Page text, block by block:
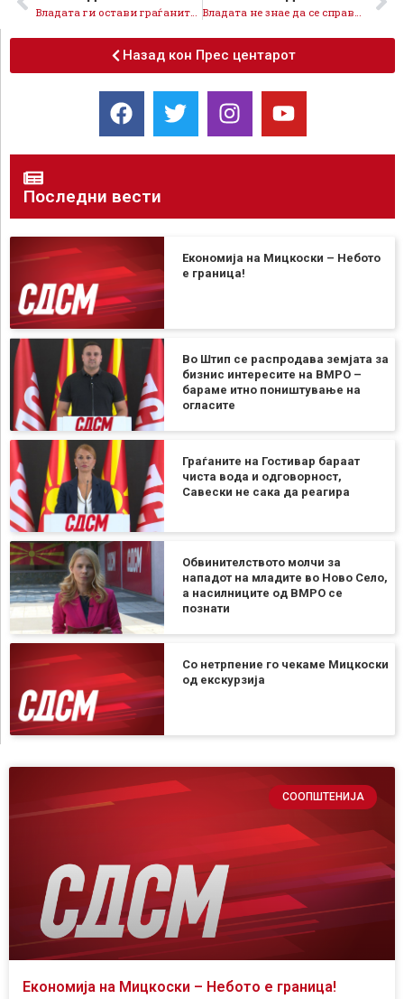
Назад кон Прес центарот
Последни вести
Економија на Мицкоски – Небото
е граница!
Во Штип се распродава земјата за
бизнис интересите на ВМРО –
бараме итно поништување на
огласите
Граѓаните на Гостивар бараат
чиста вода и одговорност,
Савески не сака да реагира
Обвинителството молчи за
нападот на младите во Ново Село,
а насилниците од ВМРО се
познати
Со нетрпение го чекаме Мицкоски
од екскурзија
СООПШТЕНИЈА
Економија на Мицкоски – Небото е граница!